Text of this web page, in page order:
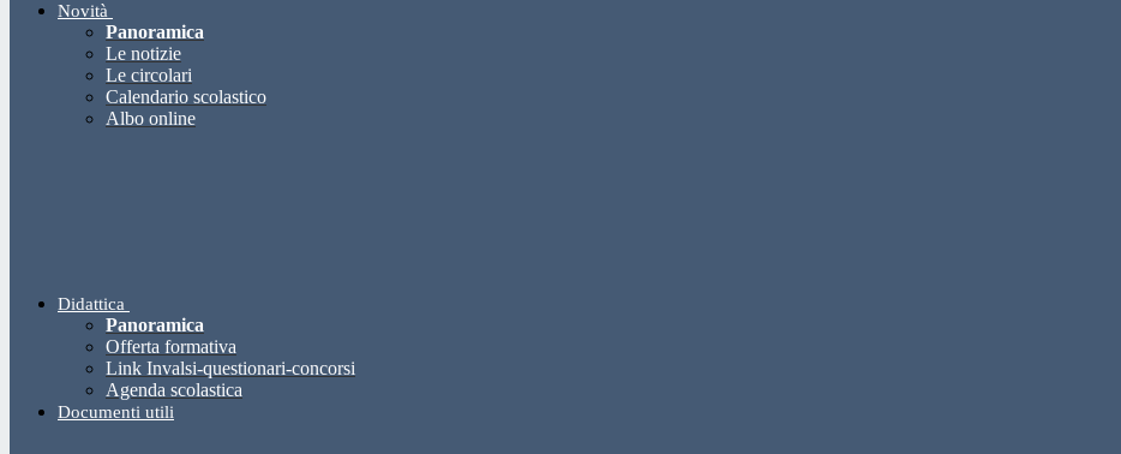
Novità
Panoramica
Le notizie
Le circolari
Calendario scolastico
Albo online
Didattica
Panoramica
Offerta formativa
Link Invalsi-questionari-concorsi
Agenda scolastica
Documenti utili